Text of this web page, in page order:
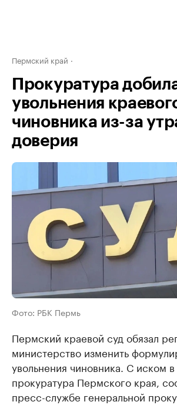
Пермский край
Прокуратура
увольнения
чиновника из-за
доверия
Фото: РБК Пермь
Пермский краевой суд обязал
министерство изменить
увольнения чиновника. С иском
прокуратура Пермского края,
пресс-службе генеральной